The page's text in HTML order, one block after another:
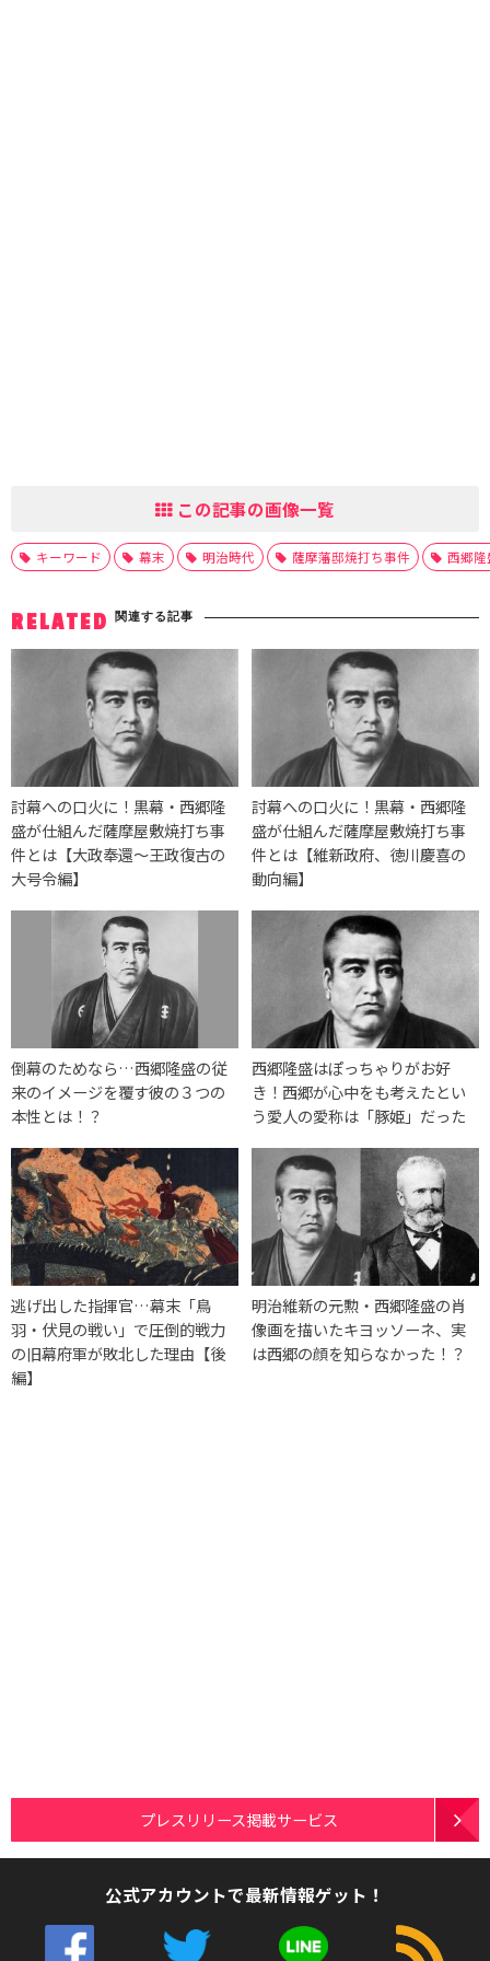
この記事の画像一覧
キーワード 幕末 明治時代 薩摩藩邸焼打ち事件 西郷隆
RELATED 関連する記事
討幕への口火に！黒幕・西郷隆
盛が仕組んだ薩摩屋敷焼打ち事
件とは【大政奉還〜王政復古の
大号令編】
討幕への口火に！黒幕・西郷隆
盛が仕組んだ薩摩屋敷焼打ち事
件とは【維新政府、徳川慶喜の
動向編】
倒幕のためなら…西郷隆盛の従
来のイメージを覆す彼の３つの
本性とは！？
西郷隆盛はぽっちゃりがお好
き！西郷が心中をも考えたとい
う愛人の愛称は「豚姫」だった
逃げ出した指揮官…幕末「鳥
羽・伏見の戦い」で圧倒的戦力
の旧幕府軍が敗北した理由【後
編】
明治維新の元勲・西郷隆盛の肖
像画を描いたキヨッソーネ、実
は西郷の顔を知らなかった！？
プレスリリース掲載サービス
公式アカウントで最新情報ゲット！